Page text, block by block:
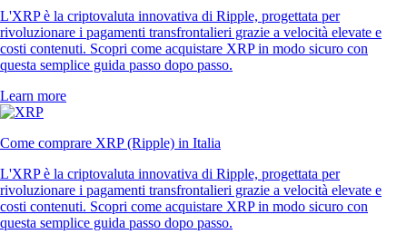
L'XRP è la criptovaluta innovativa di Ripple, progettata per
rivoluzionare i pagamenti transfrontalieri grazie a velocità elevate e
costi contenuti. Scopri come acquistare XRP in modo sicuro con
questa semplice guida passo dopo passo.
Learn more
Come comprare XRP (Ripple) in Italia
L'XRP è la criptovaluta innovativa di Ripple, progettata per
rivoluzionare i pagamenti transfrontalieri grazie a velocità elevate e
costi contenuti. Scopri come acquistare XRP in modo sicuro con
questa semplice guida passo dopo passo.